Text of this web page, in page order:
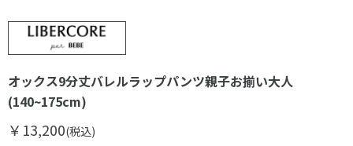
オックス9分丈バレルラップパンツ親子お揃い大人
(140~175cm)
￥13,200(税込)